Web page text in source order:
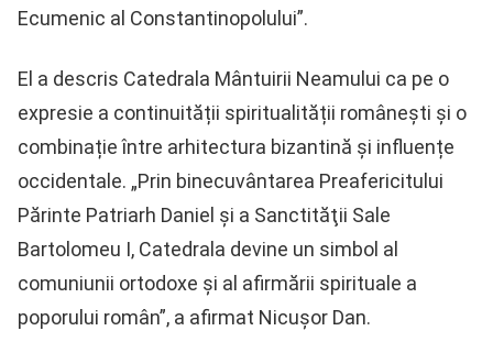
Ecumenic al Constantinopolului”.
El a descris Catedrala Mântuirii Neamului ca pe o
expresie a continuității spiritualității românești și o
combinație între arhitectura bizantină și influențe
occidentale. „Prin binecuvântarea Preafericitului
Părinte Patriarh Daniel şi a Sanctităţii Sale
Bartolomeu I, Catedrala devine un simbol al
comuniunii ortodoxe şi al afirmării spirituale a
poporului român”, a afirmat Nicușor Dan.